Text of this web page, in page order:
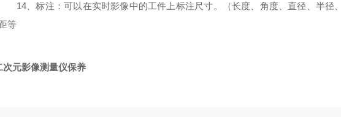
、标注：可以在实时影像中的工件上标注尺寸。（长度、角度、直径、半径
等
次元影像测量仪保养